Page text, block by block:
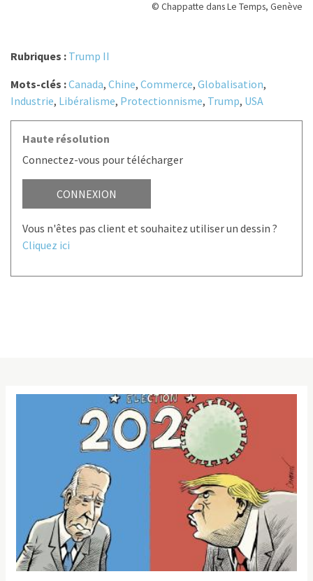
© Chappatte dans Le Temps, Genève
Rubriques : Trump II
Mots-clés :Canada, Chine, Commerce, Globalisation,
Industrie, Libéralisme, Protectionnisme, Trump, USA
Haute résolution
Connectez-vous pour télécharger
CONNEXION
Vous n'êtes pas client et souhaitez utiliser un dessin ?
Cliquez ici